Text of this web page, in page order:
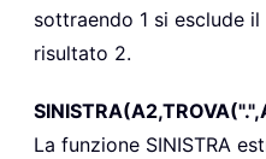
sottraendo 1 si esclude
risultato 2.
La funzione SINISTRA